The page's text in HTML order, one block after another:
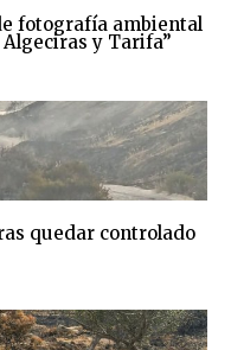
fotografía ambiental
y Tarifa”
quedar controlado